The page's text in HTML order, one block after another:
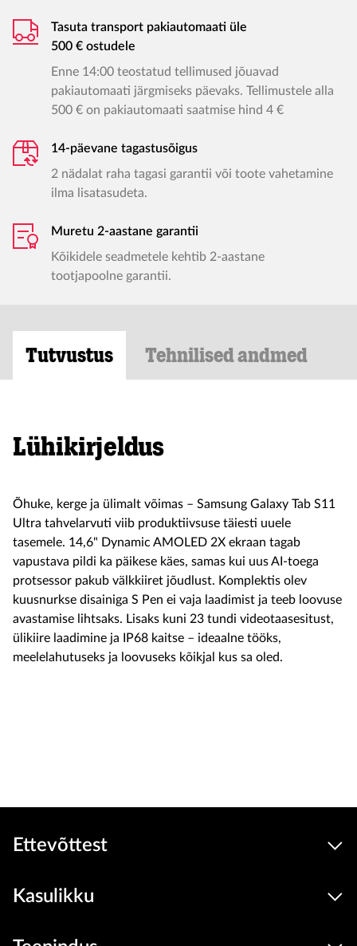
Tasuta transport pakiautomaati üle
500 € ostudele
Enne 14:00 teostatud tellimused jõuavad
pakiautomaati järgmiseks päevaks. Tellimustele alla
500 € on pakiautomaati saatmise hind 4 €
14-päevane tagastusõigus
2 nädalat raha tagasi garantii või toote vahetamine
ilma lisatasudeta.
Muretu 2-aastane garantii
Kõikidele seadmetele kehtib 2-aastane
tootjapoolne garantii.
Tutvustus Tehnilised andmed
Lühikirjeldus
Õhuke, kerge ja ülimalt võimas – Samsung Galaxy Tab S11
Ultra tahvelarvuti viib produktiivsuse täiesti uuele
tasemele. 14,6" Dynamic AMOLED 2X ekraan tagab
vapustava pildi ka päikese käes, samas kui uus AI-toega
protsessor pakub välkkiiret jõudlust. Komplektis olev
kuusnurkse disainiga S Pen ei vaja laadimist ja teeb loovuse
avastamise lihtsaks. Lisaks kuni 23 tundi videotaasesitust,
ülikiire laadimine ja IP68 kaitse – ideaalne tööks,
meelelahutuseks ja loovuseks kõikjal kus sa oled.
Ettevõttest
Kasulikku